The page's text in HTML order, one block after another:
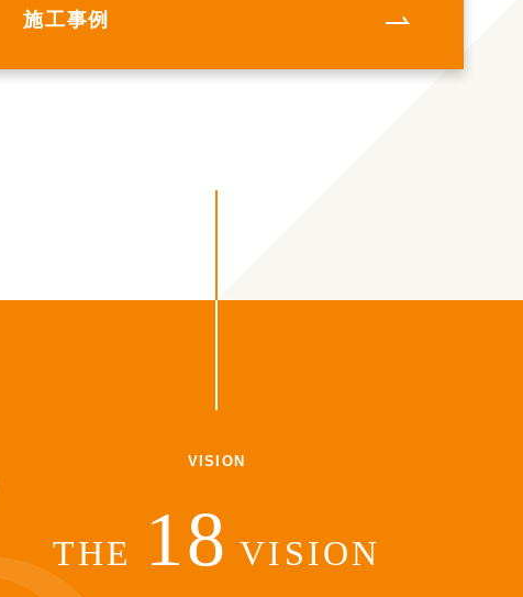
施工事例
VISION
THE 18 VISION